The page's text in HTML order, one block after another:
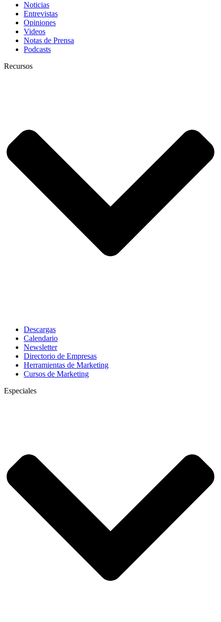
Noticias
Entrevistas
Opiniones
Videos
Notas de Prensa
Podcasts
Recursos
Descargas
Calendario
Newsletter
Directorio de Empresas
Herramientas de Marketing
Cursos de Marketing
Especiales